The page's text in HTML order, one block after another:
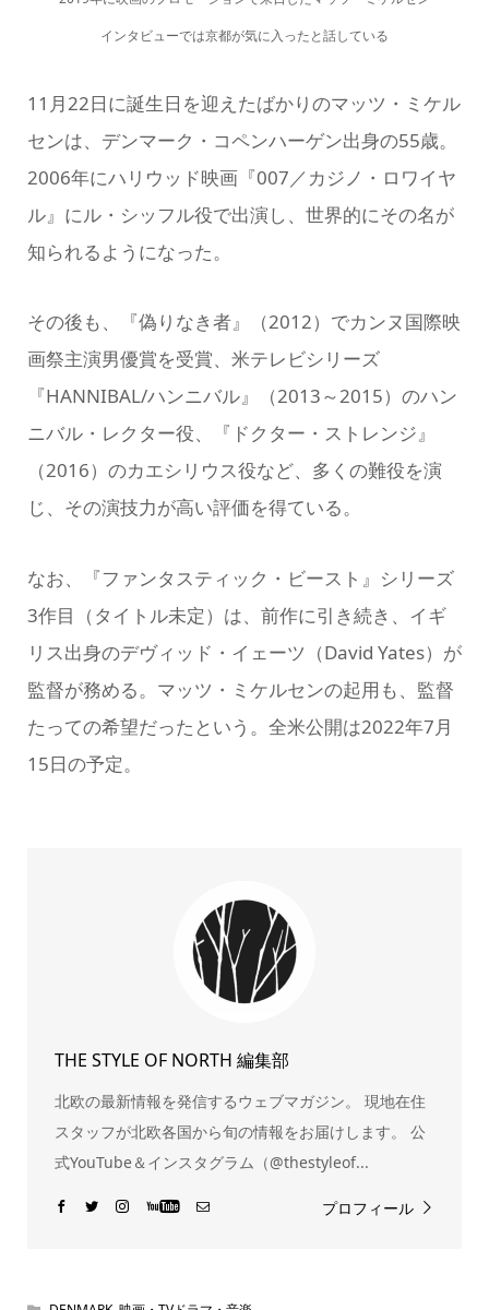
インタビューでは京都が気に入ったと話している
11月22日に誕生日を迎えたばかりのマッツ・ミケル
センは、デンマーク・コペンハーゲン出身の55歳。
2006年にハリウッド映画『007／カジノ・ロワイヤ
ル』にル・シッフル役で出演し、世界的にその名が
知られるようになった。
その後も、『偽りなき者』（2012）でカンヌ国際映
画祭主演男優賞を受賞、米テレビシリーズ
『HANNIBAL/ハンニバル』（2013～2015）のハン
ニバル・レクター役、『ドクター・ストレンジ』
（2016）のカエシリウス役など、多くの難役を演
じ、その演技力が高い評価を得ている。
なお、『ファンタスティック・ビースト』シリーズ
3作目（タイトル未定）は、前作に引き続き、イギ
リス出身のデヴィッド・イェーツ（David Yates）が
監督が務める。マッツ・ミケルセンの起用も、監督
たっての希望だったという。全米公開は2022年7月
15日の予定。
THE STYLE OF NORTH 編集部
北欧の最新情報を発信するウェブマガジン。 現地在住
スタッフが北欧各国から旬の情報をお届けします。 公
式YouTube＆インスタグラム（@thestyleof...
プロフィール